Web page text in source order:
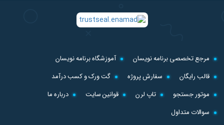
مرجع تخصصی برنامه نویسان
آموزشگاه برنامه نویسان
قالب رایگان
سفارش پروژه
گت ورک و کسب درآمد
موتور جستجو
تاپ لرن قوانین سایت
درباره ما
سوالات متداول